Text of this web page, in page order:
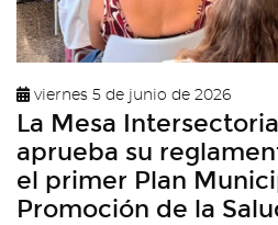
viernes 5 de junio de 2026
La Mesa
aprueba su
el primer Plan
Promoción de la